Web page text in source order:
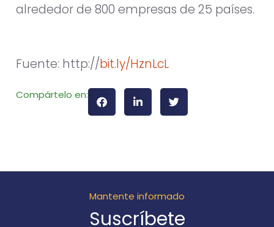
alrededor de 800 empresas de 25 países.
Fuente: http://bit.ly/HznLcL
Compártelo en:
Mantente informado
Suscríbete